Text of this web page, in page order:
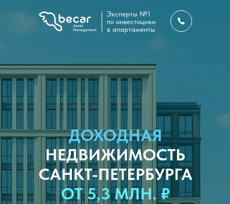
Эксперты №1
по инвестициям
в апартаменты
ДОХОДНАЯ
НЕДВИЖИМОСТЬ
САНКТ-ПЕТЕРБУРГА
ОТ 5,3 МЛН. ₽